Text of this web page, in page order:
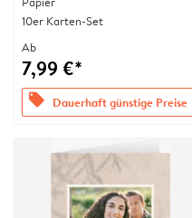
10er Karten-Set
Ab
7,99 €*
offers Dauerhaft günstige Preise